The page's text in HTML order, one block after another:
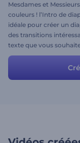
Mesdames et
couleurs ! l’Intro de
idéale pour créer un
des transitions
texte que vous
en quelques minutes.
positif pour
présentations, les